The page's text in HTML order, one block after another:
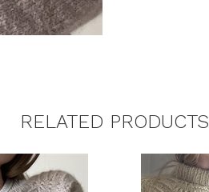
RELATED PRODUCTS